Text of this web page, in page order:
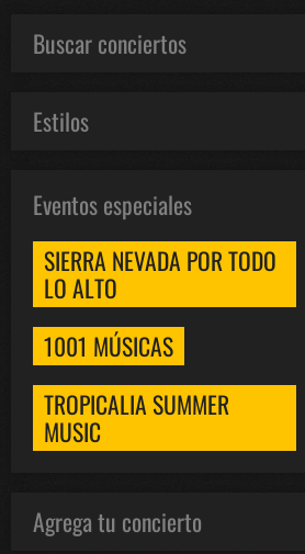
Buscar conciertos
Estilos
Eventos especiales
SIERRA NEVADA POR TODO
LO ALTO
1001 MÚSICAS
TROPICALIA SUMMER
MUSIC
Agrega tu concierto